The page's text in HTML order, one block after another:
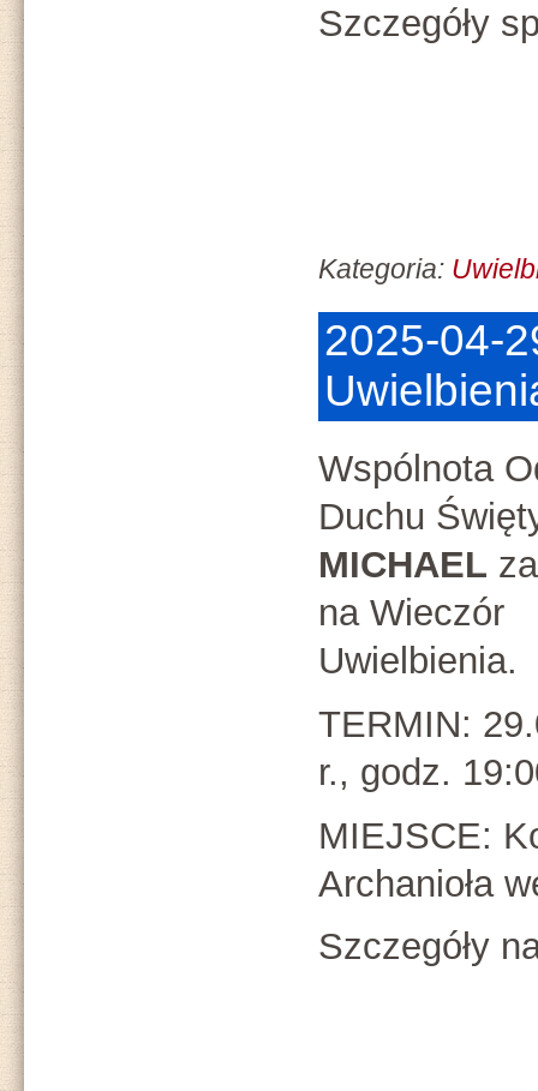
Szczegóły
Kategoria:
2025-04-
Wspólnota
Duchu
MICHAEL
na Wieczór
Uwielbienia.
TERMIN:
r., godz.
MIEJSCE:
Archanioła
Szczegóły